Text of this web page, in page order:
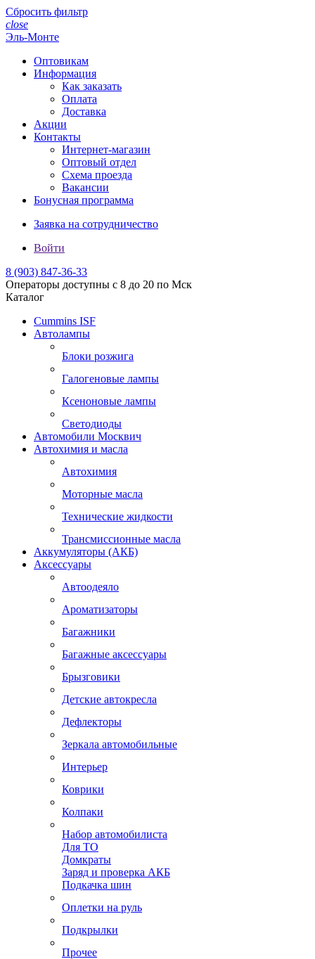
Сбросить фильтр
close
Эль-Монте
Оптовикам
Информация
Как заказать
Оплата
Доставка
Акции
Контакты
Интернет-магазин
Оптовый отдел
Схема проезда
Вакансии
Бонусная программа
Заявка на сотрудничество
Войти
8 (903) 847-36-33
Операторы доступны с 8 до 20 по Мск
Каталог
Cummins ISF
Автолампы
Блоки розжига
Галогеновые лампы
Ксеноновые лампы
Светодиоды
Автомобили Москвич
Автохимия и масла
Автохимия
Моторные масла
Технические жидкости
Трансмиссионные масла
Аккумуляторы (АКБ)
Аксессуары
Автоодеяло
Ароматизаторы
Багажники
Багажные аксессуары
Брызговики
Детские автокресла
Дефлекторы
Зеркала автомобильные
Интерьер
Коврики
Колпаки
Набор автомобилиста
Для ТО
Домкраты
Заряд и проверка АКБ
Подкачка шин
Оплетки на руль
Подкрылки
Прочее